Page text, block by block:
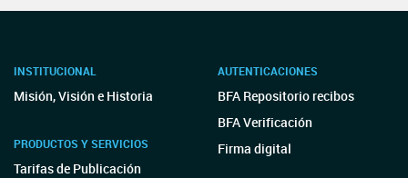
INSTITUCIONAL
Misión, Visión e Historia
PRODUCTOS Y SERVICIOS
Tarifas de Publicación
AUTENTICACIONES
BFA Repositorio recibos
BFA Verificación
Firma digital